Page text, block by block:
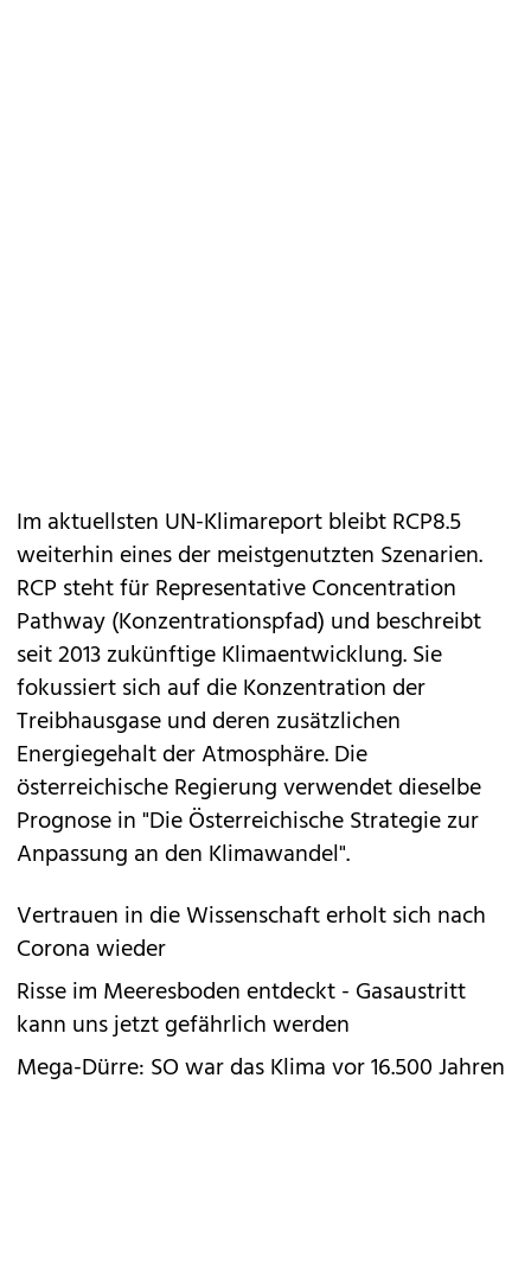
Im aktuellsten UN-Klimareport bleibt RCP8.5
weiterhin eines der meistgenutzten Szenarien.
RCP steht für Representative Concentration
Pathway (Konzentrationspfad) und beschreibt
seit 2013 zukünftige Klimaentwicklung. Sie
fokussiert sich auf die Konzentration der
Treibhausgase und deren zusätzlichen
Energiegehalt der Atmosphäre. Die
österreichische Regierung verwendet dieselbe
Prognose in "Die Österreichische Strategie zur
Anpassung an den Klimawandel".
Vertrauen in die Wissenschaft erholt sich nach
Corona wieder
Risse im Meeresboden entdeckt - Gasaustritt
kann uns jetzt gefährlich werden
Mega-Dürre: SO war das Klima vor 16.500 Jahren